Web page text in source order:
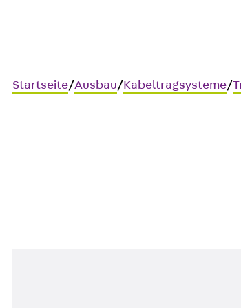
Startseite/Ausbau/Kabeltragsysteme/